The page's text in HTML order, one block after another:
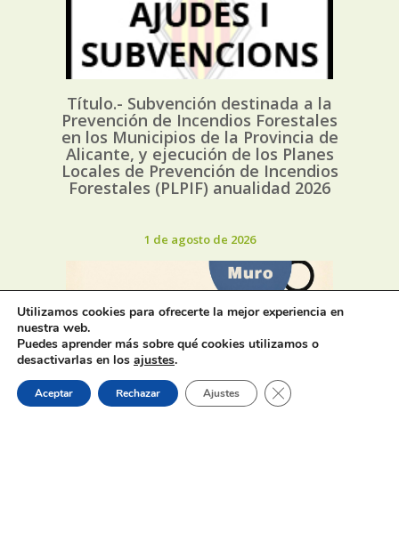
Título.- Subvención destinada a la
Prevención de Incendios Forestales
en los Municipios de la Provincia de
Alicante, y ejecución de los Planes
Locales de Prevención de Incendios
Forestales (PLPIF) anualidad 2026
1 de agosto de 2026
Horaris d’estiu dels bars, cafeteries
i restaurants de Muro
Utilizamos cookies para ofrecerte la mejor experiencia en
nuestra web.
Puedes aprender más sobre qué cookies utilizamos o
desactivarlas en los ajustes.
Aceptar Rechazar Ajustes Cerrar el banner de